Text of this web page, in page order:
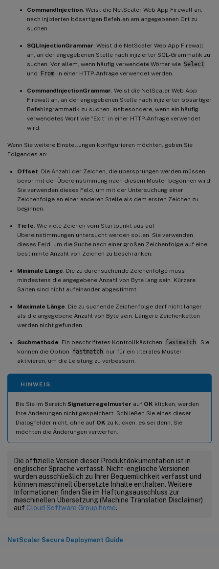
CommandInjection . Weist die NetScaler Web App Firewall an,
nach injizierten bösartigen Befehlen am angegebenen Ort zu
suchen.
SQLInjectionGrammar . Weist die NetScaler Web App Firewall
an, an der angegebenen Stelle nach injizierter SQL-Grammatik zu
suchen. Vor allem, wenn häufig verwendete Wörter wie Select
und From in einer HTTP-Anfrage verwendet werden.
CommandInjectionGrammar . Weist die NetScaler Web App
Firewall an, an der angegebenen Stelle nach injizierter bösartiger
Befehlsgrammatik zu suchen. Insbesondere, wenn ein häufig
verwendetes Wort wie “Exit” in einer HTTP-Anfrage verwendet
wird.
Wenn Sie weitere Einstellungen konfigurieren möchten, geben Sie
Folgendes an:
Offset . Die Anzahl der Zeichen, die übersprungen werden müssen,
bevor mit der Übereinstimmung nach diesem Muster begonnen wird.
Sie verwenden dieses Feld, um mit der Untersuchung einer
Zeichenfolge an einer anderen Stelle als dem ersten Zeichen zu
beginnen.
Tiefe . Wie viele Zeichen vom Startpunkt aus auf
Übereinstimmungen untersucht werden sollen. Sie verwenden
dieses Feld, um die Suche nach einer großen Zeichenfolge auf eine
bestimmte Anzahl von Zeichen zu beschränken.
Minimale Länge . Die zu durchsuchende Zeichenfolge muss
mindestens die angegebene Anzahl von Byte lang sein. Kürzere
Saiten sind nicht aufeinander abgestimmt.
Maximale Länge . Die zu suchende Zeichenfolge darf nicht länger
als die angegebene Anzahl von Byte sein. Längere Zeichenketten
werden nicht gefunden.
Suchmethode . Ein beschriftetes Kontrollkästchen fastmatch
. Sie
können die Option fastmatch nur für ein literales Muster
aktivieren, um die Leistung zu verbessern.
HINWEIS
Bis Sie im Bereich Signaturregelmuster auf OK klicken, werden
Ihre Änderungen nicht gespeichert. Schließen Sie eines dieser
Dialogfelder nicht, ohne auf OK zu klicken, es sei denn, Sie
möchten die Änderungen verwerfen.
Die offizielle Version dieser Produktdokumentation ist in
englischer Sprache verfasst. Nicht-englische Versionen
wurden ausschließlich zu Ihrer Bequemlichkeit verfasst und
können maschinell übersetzte Inhalte enthalten. Weitere
Informationen finden Sie im Haftungsausschluss zur
maschinellen Übersetzung (Machine Translation Disclaimer)
auf Cloud Software Group home.
NetScaler Secure Deployment Guide